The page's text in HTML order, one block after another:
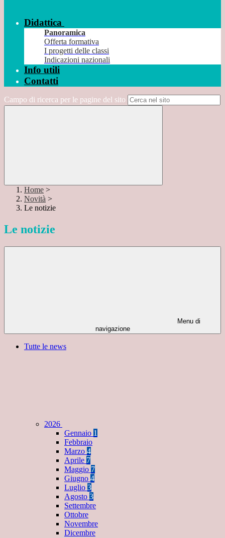
Didattica
Panoramica
Offerta formativa
I progetti delle classi
Indicazioni nazionali
Info utili
Contatti
Campo di ricerca per le pagine del sito
Home >
Novità >
Le notizie
Le notizie
Menu di
navigazione
Tutte le news
2026
Gennaio 1
Febbraio
Marzo 4
Aprile 7
Maggio 7
Giugno 4
Luglio 3
Agosto 3
Settembre
Ottobre
Novembre
Dicembre